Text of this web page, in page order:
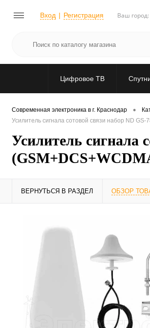
Вход Регистрация Ваш город:
Цифровое ТВ
Современная электроника в г. Краснодар •
Усилитель сигнала сотовой связи набор ND
Усилитель сигнала
ВЕРНУТЬСЯ В РАЗДЕЛ ОБЗОР